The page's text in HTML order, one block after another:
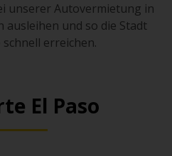
unserer Autovermietung in
ausleihen und so die Stadt
erreichen.
El Paso